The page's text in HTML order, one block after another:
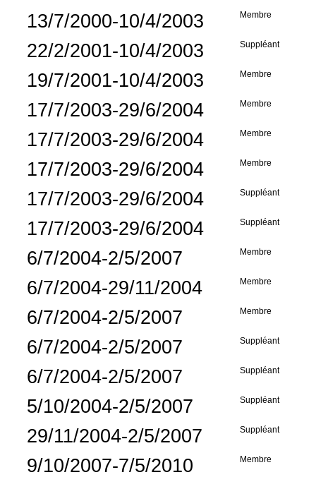
13/7/2000-10/4/2003
Membre
22/2/2001-10/4/2003 Suppléant
19/7/2001-10/4/2003 Membre
17/7/2003-29/6/2004 Membre
17/7/2003-29/6/2004 Membre
17/7/2003-29/6/2004 Membre
17/7/2003-29/6/2004 Suppléant
17/7/2003-29/6/2004 Suppléant
6/7/2004-2/5/2007 Membre
6/7/2004-29/11/2004 Membre
6/7/2004-2/5/2007 Membre
6/7/2004-2/5/2007 Suppléant
6/7/2004-2/5/2007 Suppléant
5/10/2004-2/5/2007 Suppléant
29/11/2004-2/5/2007 Suppléant
9/10/2007-7/5/2010 Membre